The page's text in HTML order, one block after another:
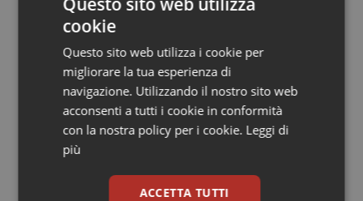
Salute orale & impianti
Sangue & coagulazione
Tiroide
Tumore al seno
Tumore ovarico
Potrebbe interessarti in
Scienza e Farmaci
Quasi 4mila casi e 1.801 morti
cookie
Questo sito web utilizza i cookie per
migliorare la tua esperienza di
navigazione. Utilizzando il nostro sito web
acconsenti a tutti i cookie in conformità
con la nostra policy per i cookie. Leggi di
più
ACCETTA TUTTI